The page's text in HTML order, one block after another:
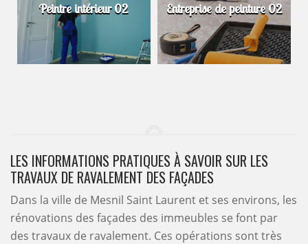
Peintre intérieur 02 Entreprise de peinture 02
LES INFORMATIONS PRATIQUES À SAVOIR SUR LES
TRAVAUX DE RAVALEMENT DES FAÇADES
Dans la ville de Mesnil Saint Laurent et ses environs, les
rénovations des façades des immeubles se font par
des travaux de ravalement. Ces opérations sont très